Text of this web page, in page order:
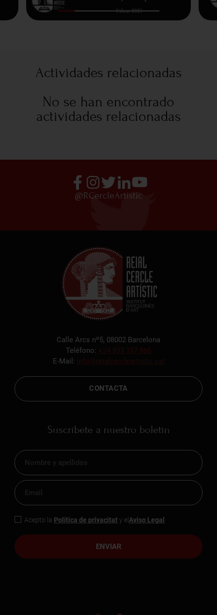
Actividades relacionadas
No se han encontrado
actividades relacionadas
@RCercleArtistic
Calle Arcs nº5, 08002 Barcelona
Teléfono: +34 933 187 866
E-Mail: info@reialcercleartistic.cat
CONTACTA
Suscríbete a nuestro boletín
ENVIAR
Acepto la Política de privacitat y el Aviso Legal